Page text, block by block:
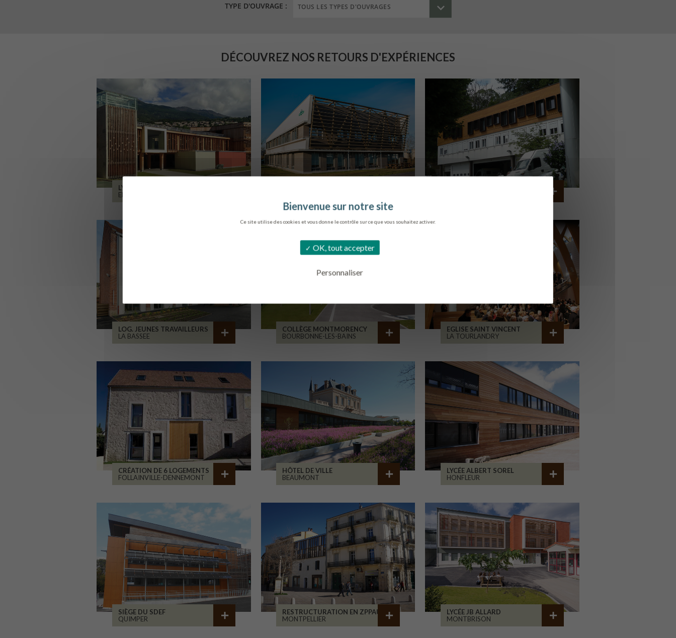
Ce site utilise des cookies et vous donne le contrôle sur ce que vous souhaitez activer.
OK, tout accepter
Personnaliser
TYPE D'OUVRAGE :
DÉCOUVREZ NOS RETOURS D'EXPÉRIENCES
LYCÉE ALPES ET DURANCE
EMBRUN
LOG. JEUNES TRAVAILLEURS
LA BASSEE
COLLÈGE MONTMORENCY
BOURBONNE-LES-BAINS
EGLISE SAINT VINCENT
LA TOURLANDRY
CRÉATION DE 6 LOGEMENTS
FOLLAINVILLE-DENNEMONT
HÔTEL DE VILLE
BEAUMONT
LYCÉE ALBERT SOREL
HONFLEUR
SIÈGE DU SDEF
QUIMPER
RESTRUCTURATION EN ZPPAUP
MONTPELLIER
LYCÉE JB ALLARD
MONTBRISON